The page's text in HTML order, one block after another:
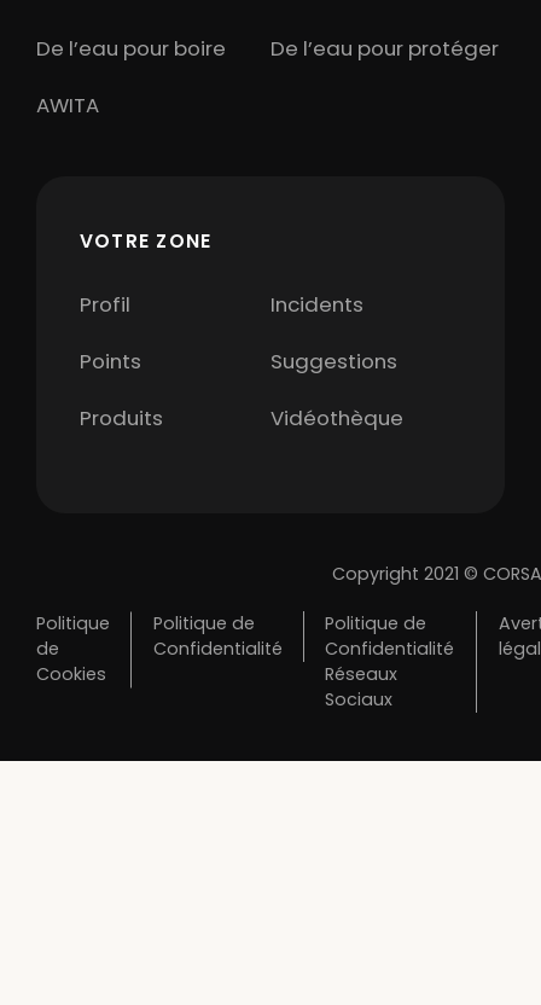
De l’eau pour boire
De l’eau pour protéger
AWITA
VOTRE ZONE
Profil
Incidents
Points
Suggestions
Produits
Vidéothèque
Copyright 2021 ©
Politique
de
Cookies
Politique de
Confidentialité
Politique de
Confidentialité
Réseaux
Sociaux
légal